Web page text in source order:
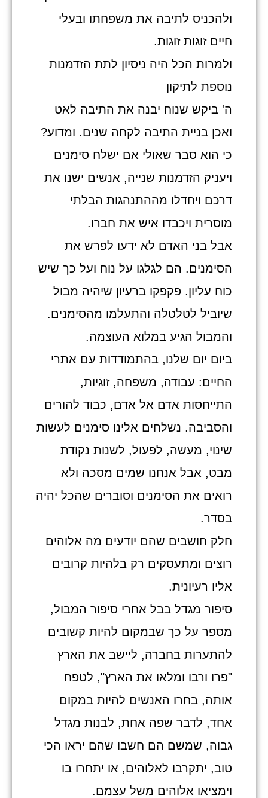
ולהכניס לתיבה את משפחתו ובעלי
חיים זוגות זוגות.
ולמרות הכל היה ניסיון לתת הזדמנות
נוספת לתיקון
ה' ביקש שנוח יבנה את התיבה לאט
ואכן בניית התיבה לקחה שנים. ומדוע?
כי הוא סבר שאולי אם ישלח סימנים
ויעניק הזדמנות שנייה, אנשים ישנו את
דרכם ויחדלו מההתנהגות הבלתי
מוסרית ויכבדו איש את חברו.
אבל בני האדם לא ידעו לפרש את
הסימנים. הם לגלגו על נוח ועל כך שיש
כוח עליון. פקפקו ברעיון שיהיה מבול
שיוביל לטלטלה והתעלמו מהסימנים.
והמבול הגיע במלוא העוצמה.
ביום יום שלנו, בהתמודדות עם אתרי
החיים: עבודה, משפחה, זוגיות,
התייחסות אדם אל אדם, כבוד להורים
והסביבה. נשלחים אלינו סימנים לעשות
שינוי, מעשה, לפעול, לשנות נקודת
מבט, אבל אנחנו שמים מסכה ולא
רואים את הסימנים וסוברים שהכל יהיה
בסדר.
חלק חושבים שהם יודעים מה אלוהים
רוצים ומתעסקים רק בלהיות קרובים
אליו רעיונית.
סיפור מגדל בבל אחרי סיפור המבול,
מספר על כך שבמקום להיות קשובים
להתערות בחברה, ליישב את הארץ
"פרו ורבו ומלאו את הארץ", לטפח
אותה, בחרו האנשים להיות במקום
אחד, לדבר שפה אחת, לבנות מגדל
גבוה, שמשם הם חשבו שהם יראו הכי
טוב, יתקרבו לאלוהים, או יתחרו בו
וימציאו אלוהים משל עצמם.